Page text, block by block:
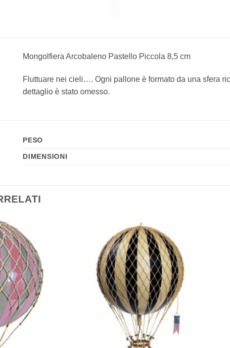
Mongolfiera Arcobaleno Pastello Piccola 8,5 cm
Fluttuare nei cieli…. Ogni pallone è formato da una sfera
dettaglio è stato omesso.
PESO
DIMENSIONI